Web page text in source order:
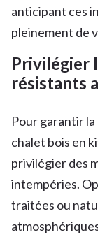
anticipant ces
pleinement de
Privilégier
résistants
Pour garantir
chalet bois en
privilégier des
intempéries.
traitées ou